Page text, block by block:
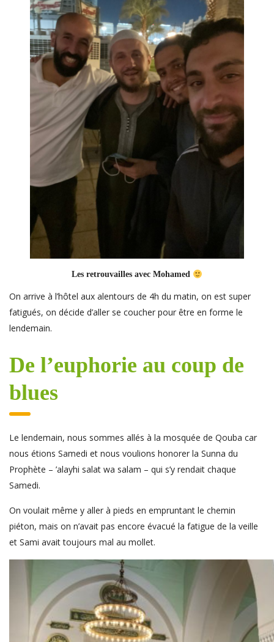
Les retrouvailles avec Mohamed
On arrive à l’hôtel aux alentours de 4h du matin, on est super
fatigués, on décide d’aller se coucher pour être en forme le
lendemain.
De l’euphorie au coup de
blues
Le lendemain, nous sommes allés à la mosquée de Qouba car
nous étions Samedi et nous voulions honorer la Sunna du
Prophète – ’alayhi salat wa salam – qui s’y rendait chaque
Samedi.
On voulait même y aller à pieds en empruntant le chemin
piéton, mais on n’avait pas encore évacué la fatigue de la veille
et Sami avait toujours mal au mollet.